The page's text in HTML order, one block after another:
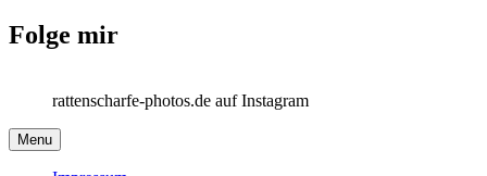
Folge mir
rattenscharfe-photos.de auf Instagram
Menu